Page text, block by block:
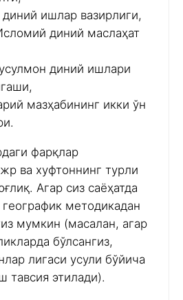
ишлар вазирлиги,
диний маслаҳат
диний ишлари
мазҳабининг икки ўн
фарқлар
ва хуфтоннинг турли
Агар сиз саёҳатда
географик методикадан
мумкин (масалан, агар
бўлсангиз,
лигаси усули бўйича
тавсия этилади).